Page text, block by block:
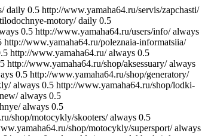
daily 0.5 http://www.yamaha64.ru/servis/zapchasti/
motory/ daily 0.5
0.5 http://www.yamaha64.ru/users/info/ always
http://www.yamaha64.ru/poleznaia-informatsiia/
http://www.yamaha64.ru/ always 0.5
http://www.yamaha64.ru/shop/aksessuary/ always
0.5 http://www.yamaha64.ru/shop/generatory/
always 0.5 http://www.yamaha64.ru/shop/lodki-
always 0.5
always 0.5
shop/motocykly/skooters/ always 0.5
shop/motocykly/supersport/ always